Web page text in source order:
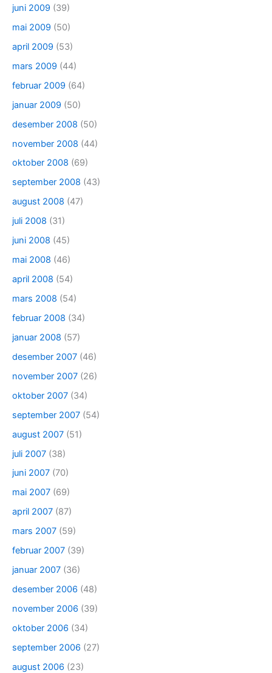
juni 2009 (39)
mai 2009 (50)
april 2009 (53)
mars 2009 (44)
februar 2009 (64)
januar 2009 (50)
desember 2008 (50)
november 2008 (44)
oktober 2008 (69)
september 2008 (43)
august 2008 (47)
juli 2008 (31)
juni 2008 (45)
mai 2008 (46)
april 2008 (54)
mars 2008 (54)
februar 2008 (34)
januar 2008 (57)
desember 2007 (46)
november 2007 (26)
oktober 2007 (34)
september 2007 (54)
august 2007 (51)
juli 2007 (38)
juni 2007 (70)
mai 2007 (69)
april 2007 (87)
mars 2007 (59)
februar 2007 (39)
januar 2007 (36)
desember 2006 (48)
november 2006 (39)
oktober 2006 (34)
september 2006 (27)
august 2006 (23)